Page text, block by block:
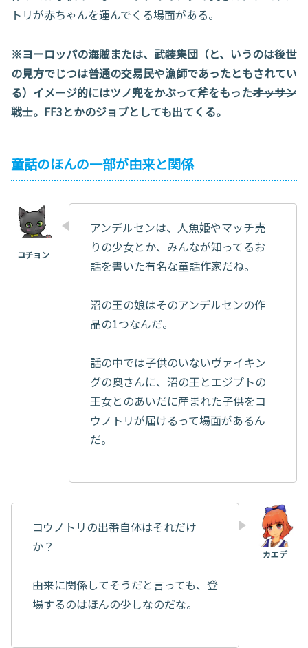
トリが赤ちゃんを運んでくる場面がある。
※ヨーロッパの海賊または、武装集団（と、いうのは後世
の見方でじつは普通の交易民や漁師であったともされてい
る）イメージ的にはツノ兜をかぶって斧をもったオッサン
戦士。FF3とかのジョブとしても出てくる。
童話のほんの一部が由来と関係
アンデルセンは、人魚姫やマッチ売
りの少女とか、みんなが知ってるお
話を書いた有名な童話作家だね。
沼の王の娘はそのアンデルセンの作
品の1つなんだ。
話の中では子供のいないヴァイキン
グの奥さんに、沼の王とエジプトの
王女とのあいだに産まれた子供をコ
ウノトリが届けるって場面があるん
だ。
コウノトリの出番自体はそれだけ
か？
由来に関係してそうだと言っても、登
場するのはほんの少しなのだな。